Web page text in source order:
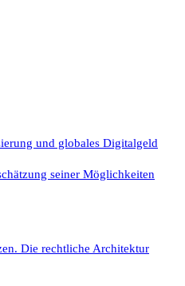
und globales Digitalgeld
seiner Möglichkeiten
Die rechtliche Architektur